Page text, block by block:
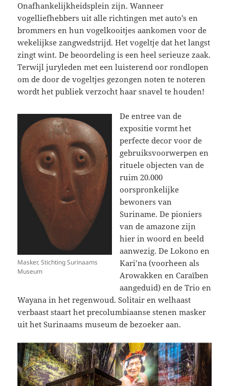
Onafhankelijkheidsplein zijn. Wanneer
vogelliefhebbers uit alle richtingen met auto’s en
brommers en hun vogelkooitjes aankomen voor de
wekelijkse zangwedstrijd. Het vogeltje dat het langst
zingt wint. De beoordeling is een heel serieuze zaak.
Terwijl juryleden met een luisterend oor rondlopen
om de door de vogeltjes gezongen noten te noteren
wordt het publiek verzocht haar snavel te houden!
Masker, Stichting Surinaams
Museum
De entree van de
expositie vormt het
perfecte decor voor de
gebruiksvoorwerpen en
rituele objecten van de
ruim 20.000
oorspronkelijke
bewoners van
Suriname. De pioniers
van de amazone zijn
hier in woord en beeld
aanwezig. De Lokono en
Kari’na (voorheen als
Arowakken en Caraïben
aangeduid) en de Trio en
Wayana in het regenwoud. Solitair en welhaast
verbaast staart het precolumbiaanse stenen masker
uit het Surinaams museum de bezoeker aan.